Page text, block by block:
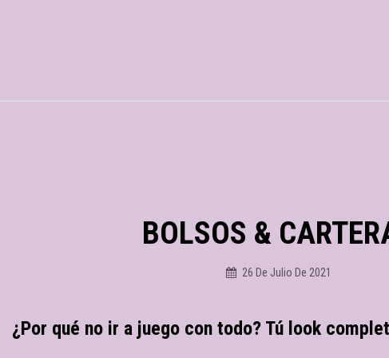
BOLSOS &
26 De Julio De 2021
¿Por qué no ir a juego con todo? Tú look